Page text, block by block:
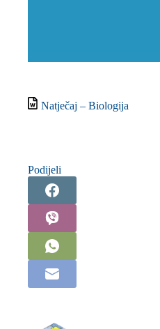
Natječaj – Biologija
Podijeli